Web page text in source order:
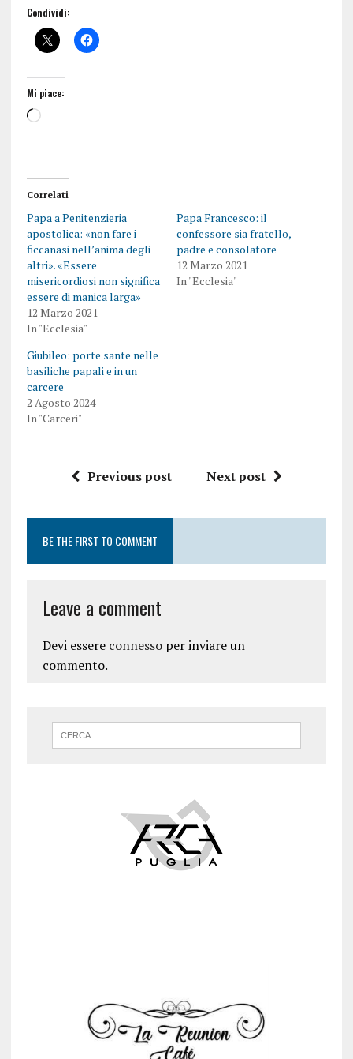
Condividi:
Mi piace:
Correlati
Papa a Penitenzieria
apostolica: «non fare i
ficcanasi nell’anima degli
altri». «Essere
misericordiosi non significa
essere di manica larga»
12 Marzo 2021
In "Ecclesia"
Papa Francesco: il
confessore sia fratello,
padre e consolatore
12 Marzo 2021
In "Ecclesia"
Giubileo: porte sante nelle
basiliche papali e in un
carcere
2 Agosto 2024
In "Carceri"
Previous post Next post
BE THE FIRST TO COMMENT
Leave a comment
Devi essere connessoper inviare un
commento.